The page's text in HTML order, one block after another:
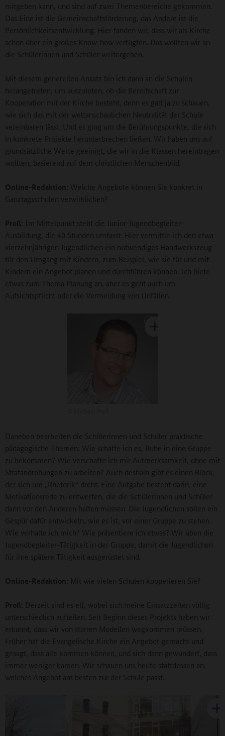
mitgeben kann, und sind auf zwei Themenbereiche gekommen.
Das Eine ist die Gemeinschaftsförderung, das Andere ist die
Persönlichkeitsentwicklung. Hier fanden wir, dass wir als Kirche
schon über ein großes Know-how verfügten. Das wollten wir an
die Schülerinnen und Schüler weitergeben.
Mit diesem generellen Ansatz bin ich dann an die Schulen
herangetreten, um auszuloten, ob die Bereitschaft zur
Kooperation mit der Kirche besteht, denn es galt ja zu schauen,
wie sich das mit der weltanschaulichen Neutralität der Schule
vereinbaren lässt. Und es ging um die Berührungspunkte, die sich
in konkrete Projekte herunterbrechen ließen. Wir haben uns auf
grundsätzliche Werte geeinigt, die wir in die Klassen hereintragen
wollten, basierend auf dem christlichen Menschenbild.
Online-Redaktion: Welche Angebote können Sie konkret in
Ganztagsschulen verwirklichen?
Proß: Im Mittelpunkt steht die Junior-Jugendbegleiter-
Ausbildung, die 40 Stunden umfasst. Hier vermittle ich den etwa
vierzehnjährigen Jugendlichen ein notwendiges Handwerkszeug
für den Umgang mit Kindern, zum Beispiel, wie sie für und mit
Kindern ein Angebot planen und durchführen können. Ich biete
etwas zum Thema Planung an, aber es geht auch um
Aufsichtspflicht oder die Vermeidung von Unfällen.
Daneben bearbeiten die Schülerinnen und Schüler praktische
pädagogische Themen: Wie schaffe ich es, Ruhe in eine Gruppe
zu bekommen? Wie verschaffe ich mir Aufmerksamkeit, ohne mit
Strafandrohungen zu arbeiten? Auch deshalb gibt es einen Block,
der sich um „Rhetorik“ dreht. Eine Aufgabe besteht darin, eine
Motivationsrede zu entwerfen, die die Schülerinnen und Schüler
dann vor den Anderen halten müssen. Die Jugendlichen sollen ein
Gespür dafür entwickeln, wie es ist, vor einer Gruppe zu stehen.
Wie verhalte ich mich? Wie präsentiere ich etwas? Wir üben die
Jugendbegleiter-Tätigkeit in der Gruppe, damit die Jugendlichen
für ihre spätere Tätigkeit ausgerüstet sind.
Online-Redaktion: Mit wie vielen Schulen kooperieren Sie?
Proß: Derzeit sind es elf, wobei sich meine Einsatzzeiten völlig
unterschiedlich aufteilen. Seit Beginn dieses Projekts haben wir
erkannt, dass wir von starren Modellen wegkommen müssen.
Früher hat die Evangelische Kirche ein Angebot gemacht und
gesagt, dass alle kommen können, und sich dann gewundert, dass
immer weniger kamen. Wir schauen uns heute stattdessen an,
welches Angebot am besten zur der Schule passt.